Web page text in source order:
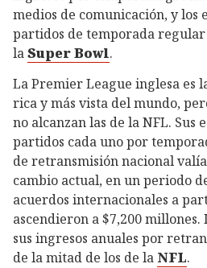
medios de comunicación, y los
partidos de temporada regular
laSuper Bowl.
La Premier League inglesa es
rica y más vista del mundo,
no alcanzan las de la NFL. Sus
partidos cada uno por
de retransmisión nacional
cambio actual, en un periodo
acuerdos internacionales a
ascendieron a $7,200
sus ingresos anuales por
de la mitad de los de la NFL.